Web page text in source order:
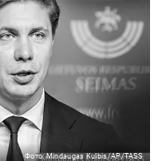
Фото: Mindaugas Kulbis/AP/TASS